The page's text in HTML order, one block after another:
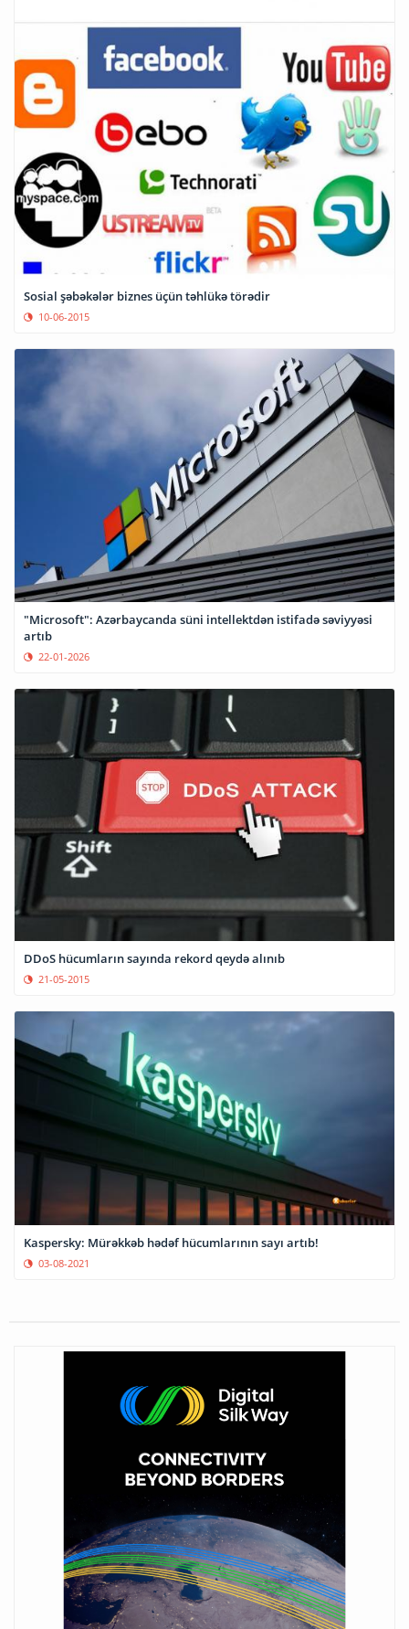
Sosial şəbəkələr biznes üçün təhlükə törədir
10-06-2015
"Microsoft": Azərbaycanda süni intellektdən istifadə səviyyəsi
artıb
22-01-2026
DDoS hücumların sayında rekord qeydə alınıb
21-05-2015
Kaspersky: Mürəkkəb hədəf hücumlarının sayı artıb!
03-08-2021